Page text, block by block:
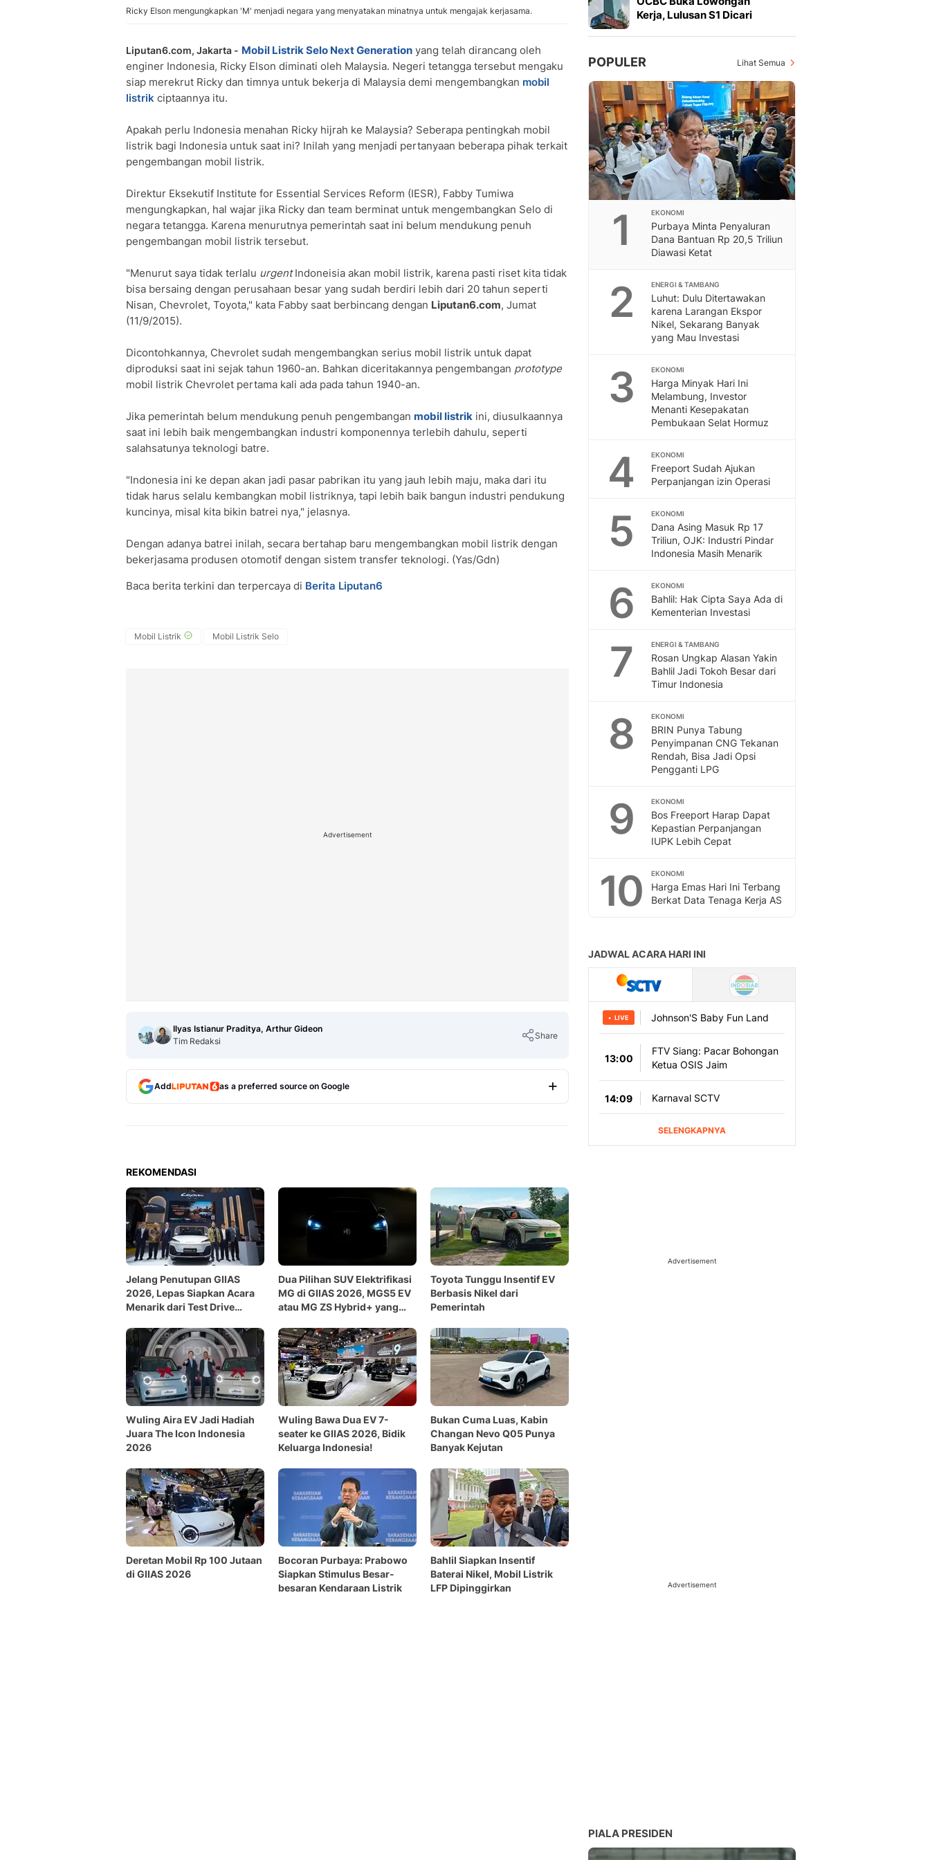
Ricky Elson mengungkapkan 'M' menjadi negara yang menyatakan minatnya untuk mengajak kerjasama.
Liputan6.com, Jakarta - Mobil Listrik Selo Next Generation yang telah dirancang oleh
enginer Indonesia, Ricky Elson diminati oleh Malaysia. Negeri tetangga tersebut mengaku
siap merekrut Ricky dan timnya untuk bekerja di Malaysia demi mengembangkan mobil
listrik ciptaannya itu.
Apakah perlu Indonesia menahan Ricky hijrah ke Malaysia? Seberapa pentingkah mobil
listrik bagi Indonesia untuk saat ini? Inilah yang menjadi pertanyaan beberapa pihak terkait
pengembangan mobil listrik.
Direktur Eksekutif Institute for Essential Services Reform (IESR), Fabby Tumiwa
mengungkapkan, hal wajar jika Ricky dan team berminat untuk mengembangkan Selo di
negara tetangga. Karena menurutnya pemerintah saat ini belum mendukung penuh
pengembangan mobil listrik tersebut.
‎"Menurut saya tidak terlalu urgentIndoneisia akan mobil listrik, karena pasti riset kita tidak
bisa bersaing dengan perusahaan besar yang sudah berdiri lebih dari 20 tahun seperti
Nisan, Chevrolet, Toyota," kata Fabby saat berbincang dengan Liputan6.com, Jumat
(11/9/2015).
Dicontohkannya, Chevrolet sudah mengembangkan serius mobil listrik untuk dapat
diproduksi saat ini sejak tahun 1960-an. Bahkan diceritakannya pengembangan prototype
mobil listrik Chevrolet pertama kali ada pada tahun 1940-an.
Jika pemerintah belum mendukung penuh pengembangan mobil listrik ini, diusulkaannya
saat ini lebih baik mengembangkan industri komponennya terlebih dahulu, seperti
salahsatunya teknologi batre.
‎"Indonesia ini ke depan akan jadi pasar pabrikan itu yang jauh lebih maju, maka dari itu
tidak harus selalu kembangkan mobil listriknya, tapi lebih baik bangun industri pendukung
kuncinya, misal kita bikin batrei nya," jelasnya.
Dengan adanya batrei inilah, secara bertahap baru mengembangkan mobil listrik dengan
bekerjasama produsen otomotif dengan sistem transfer teknologi.‎ (Yas/Gdn)
Baca berita terkini dan terpercaya di Berita Liputan6
Mobil Listrik Mobil Listrik Selo
Advertisement
Ilyas Istianur Praditya, Arthur Gideon
Tim Redaksi
Share
Add as a preferred source on Google
REKOMENDASI
Jelang Penutupan GIIAS
2026, Lepas Siapkan Acara
Menarik dari Test Drive
Dua Pilihan SUV Elektrifikasi
MG di GIIAS 2026, MGS5 EV
atau MG ZS Hybrid+ yang
Toyota Tunggu Insentif EV
Berbasis Nikel dari
Pemerintah
Wuling Aira EV Jadi Hadiah
Juara The Icon Indonesia
2026
Wuling Bawa Dua EV 7-
seater ke GIIAS 2026, Bidik
Keluarga Indonesia!
Bukan Cuma Luas, Kabin
Changan Nevo Q05 Punya
Banyak Kejutan
Deretan Mobil Rp 100 Jutaan
di GIIAS 2026
Bocoran Purbaya: Prabowo
Siapkan Stimulus Besar-
besaran Kendaraan Listrik
Bahlil Siapkan Insentif
Baterai Nikel, Mobil Listrik
LFP Dipinggirkan
Kerja, Lulusan S1 Dicari
POPULER Lihat Semua
1 EKONOMI
Purbaya Minta Penyaluran
Dana Bantuan Rp 20,5 Triliun
Diawasi Ketat
2 ENERGI & TAMBANG
Luhut: Dulu Ditertawakan
karena Larangan Ekspor
Nikel, Sekarang Banyak
yang Mau Investasi
3 EKONOMI
Harga Minyak Hari Ini
Melambung, Investor
Menanti Kesepakatan
Pembukaan Selat Hormuz
4 EKONOMI
Freeport Sudah Ajukan
Perpanjangan izin Operasi
5 EKONOMI
Dana Asing Masuk Rp 17
Triliun, OJK: Industri Pindar
Indonesia Masih Menarik
6 EKONOMI
Bahlil: Hak Cipta Saya Ada di
Kementerian Investasi
7 ENERGI & TAMBANG
Rosan Ungkap Alasan Yakin
Bahlil Jadi Tokoh Besar dari
Timur Indonesia
8 EKONOMI
BRIN Punya Tabung
Penyimpanan CNG Tekanan
Rendah, Bisa Jadi Opsi
Pengganti LPG
9 EKONOMI
Bos Freeport Harap Dapat
Kepastian Perpanjangan
IUPK Lebih Cepat
10 EKONOMI
Harga Emas Hari Ini Terbang
Berkat Data Tenaga Kerja AS
Advertisement
Advertisement
PIALA PRESIDEN